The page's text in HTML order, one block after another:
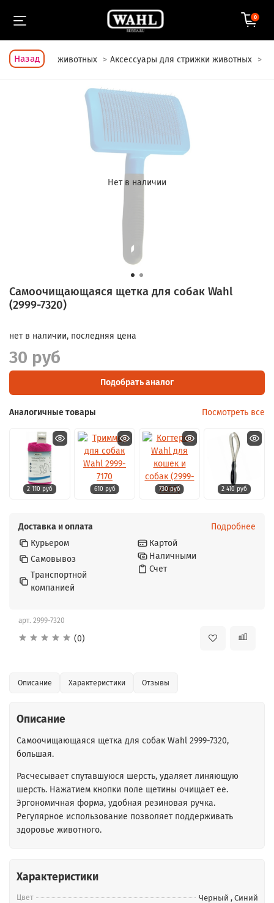
0
Назад
Для стрижки животных Аксессуары для стрижки животных
Нет в наличии
арт. 2999-7320
(0)
Самоочищающаяся щетка для собак Wahl
(2999-7320)
нет в наличии, последняя цена
30 руб
Подобрать аналог
Аналогичные товары Посмотреть все
2 110 руб 610 руб 730 руб 2 410 руб
Доставка и оплата
Подробнее
Курьером
Самовывоз
Транспортной
компанией
Картой
Наличными
Счет
Описание Характеристики Отзывы
Описание
Самоочищающаяся щетка для собак Wahl 2999-7320,
большая.
Расчесывает спутавшуюся шерсть, удаляет линяющую
шерсть. Нажатием кнопки поле щетины очищает ее.
Эргономичная форма, удобная резиновая ручка.
Регулярное использование позволяет поддерживать
здоровье животного.
Характеристики
Цвет Черный , Синий